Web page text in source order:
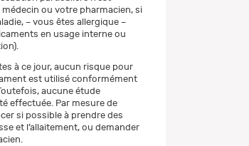
ou votre pharmacien, si
– vous êtes allergique –
en usage interne ou
à ce jour, aucun risque pour
est utilisé conformément
aucune étude
effectuée. Par mesure de
si possible à prendre des
et l’allaitement, ou demander